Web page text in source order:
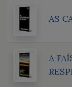
AS
A